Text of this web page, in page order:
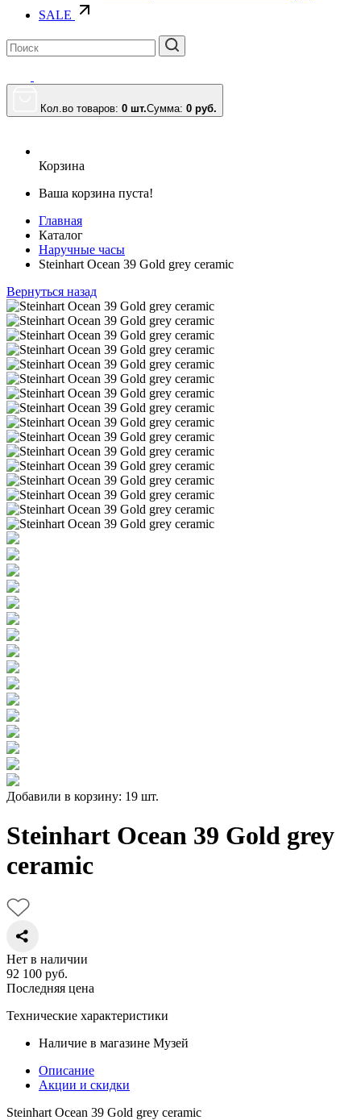
SALE
Кол.во товаров: 0 шт.Сумма: 0 руб.
Корзина
Ваша корзина пуста!
Главная
Каталог
Наручные часы
Steinhart Ocean 39 Gold grey ceramic
Вернуться назад
Добавили в корзину: 19 шт.
Steinhart Ocean 39 Gold grey
ceramic
Нет в наличии
92 100 руб.
Последняя цена
Технические характеристики
Наличие в магазине Музей
Описание
Акции и скидки
Steinhart Ocean 39 Gold grey ceramic